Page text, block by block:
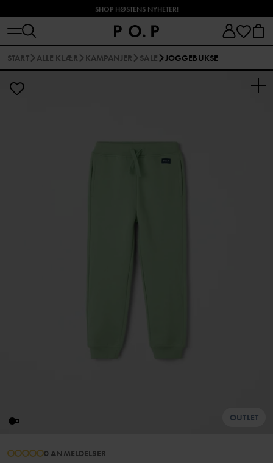
SHOP HØSTENS NYHETER!
START ALLE KLÆR KAMPANJER SALE JOGGEBUKSE
OUTLET
0 ANMELDELSER